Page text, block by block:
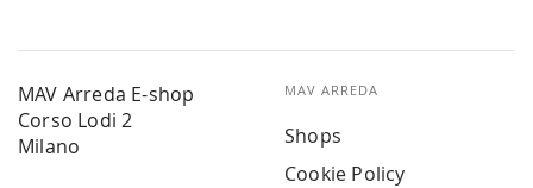
MAV Arreda E-shop
Corso Lodi 2
Milano
MAV ARREDA
Shops
Cookie Policy